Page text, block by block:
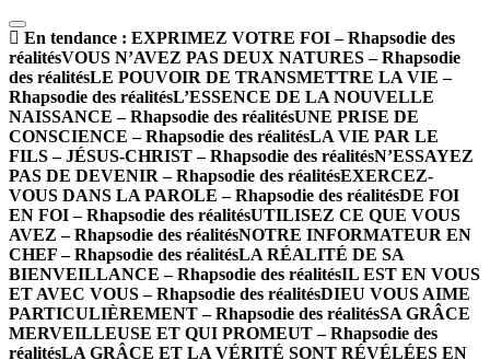
En tendance : EXPRIMEZ VOTRE FOI – Rhapsodie des
réalitésVOUS N’AVEZ PAS DEUX NATURES – Rhapsodie
des réalitésLE POUVOIR DE TRANSMETTRE LA VIE –
Rhapsodie des réalitésL’ESSENCE DE LA NOUVELLE
NAISSANCE – Rhapsodie des réalitésUNE PRISE DE
CONSCIENCE – Rhapsodie des réalitésLA VIE PAR LE
FILS – JÉSUS-CHRIST – Rhapsodie des réalitésN’ESSAYEZ
PAS DE DEVENIR – Rhapsodie des réalitésEXERCEZ-
VOUS DANS LA PAROLE – Rhapsodie des réalitésDE FOI
EN FOI – Rhapsodie des réalitésUTILISEZ CE QUE VOUS
AVEZ – Rhapsodie des réalitésNOTRE INFORMATEUR EN
CHEF – Rhapsodie des réalitésLA RÉALITÉ DE SA
BIENVEILLANCE – Rhapsodie des réalitésIL EST EN VOUS
ET AVEC VOUS – Rhapsodie des réalitésDIEU VOUS AIME
PARTICULIÈREMENT – Rhapsodie des réalitésSA GRÂCE
MERVEILLEUSE ET QUI PROMEUT – Rhapsodie des
réalitésLA GRÂCE ET LA VÉRITÉ SONT RÉVÉLÉES EN